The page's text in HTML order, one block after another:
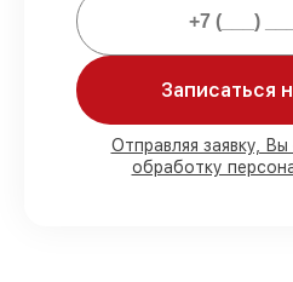
Мы гарантируем:
80%
ремонтов по
в присутствии
90%деталей Dali
Записаться
Отправляя заявку,
обработку